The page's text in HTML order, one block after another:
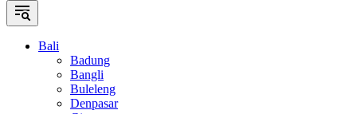
Bali
Badung
Bangli
Buleleng
Denpasar